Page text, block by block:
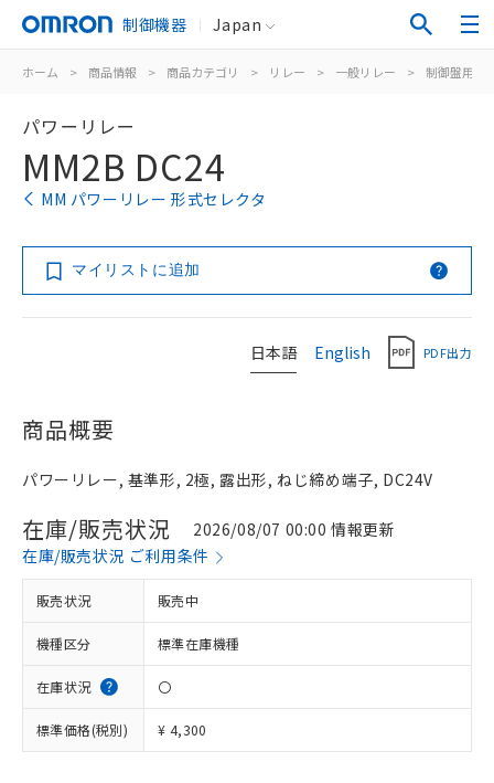
制御機器 Japan
ホーム > 商品情報 > 商品カテゴリ > リレー > 一般リレー > 制御盤用
パワーリレー
MM2B DC24
MM パワーリレー 形式セレクタ
マイリストに追加
日本語 English PDF出力
商品概要
パワーリレー, 基準形, 2極, 露出形, ねじ締め端子, DC24V
在庫/販売状況
2026/08/07 00:00 情報更新
在庫/販売状況 ご利用条件
販売状況 販売中
機種区分 標準在庫機種
在庫状況 〇
標準価格(税別) ¥ 4,300